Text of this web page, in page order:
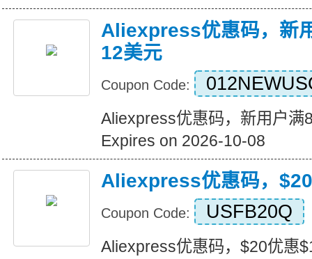
Aliexpress优惠码，新
12美元
Coupon Code:
Aliexpress优惠码，新用户满
Expires on 2026-10-08
Aliexpress优惠码，
Coupon Code: USFB20Q
Aliexpress优惠码，$20优惠